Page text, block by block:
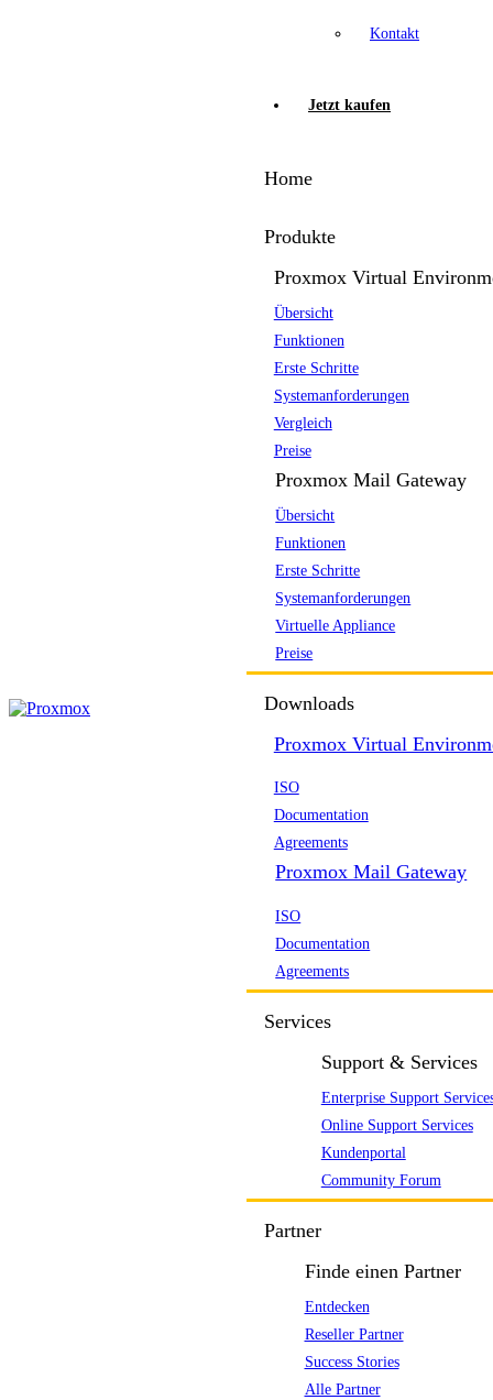
Kontakt
Jetzt kaufen
Home
Produkte
Proxmox Virtual
Übersicht
Funktionen
Erste Schritte
Systemanforderungen
Vergleich
Preise
Proxmox Mail Gateway
Übersicht
Funktionen
Erste Schritte
Systemanforderungen
Virtuelle Appliance
Preise
Downloads
Proxmox Virtual
ISO
Documentation
Agreements
Proxmox Mail Gateway
ISO
Documentation
Agreements
Services
Support & Services
Enterprise Support
Online Support Services
Kundenportal
Community Forum
Partner
Finde einen Partner
Entdecken
Reseller Partner
Success Stories
Alle Partner